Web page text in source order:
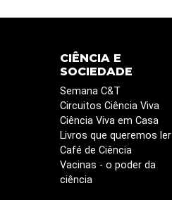
CIÊNCIA E
SOCIEDADE
Semana C&T
Circuitos Ciência Viva
Ciência Viva em Casa
Livros que queremos ler
Café de Ciência
Vacinas - o poder da
ciência